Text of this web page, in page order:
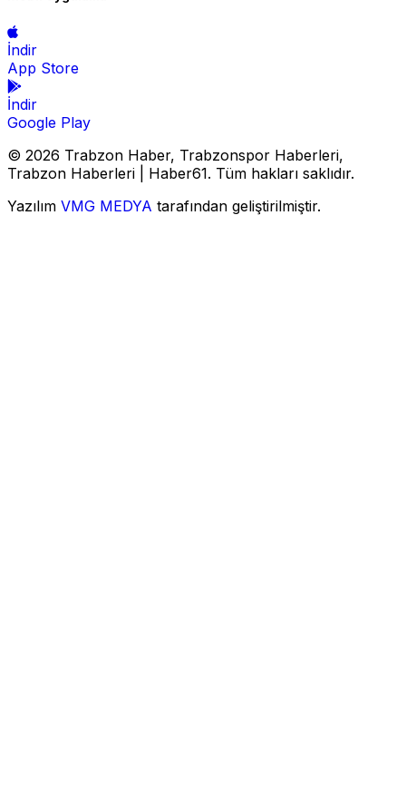
İndir
App Store
İndir
Google Play
© 2026 Trabzon Haber, Trabzonspor Haberleri,
Trabzon Haberleri | Haber61. Tüm hakları saklıdır.
Yazılım VMG MEDYA tarafından geliştirilmiştir.